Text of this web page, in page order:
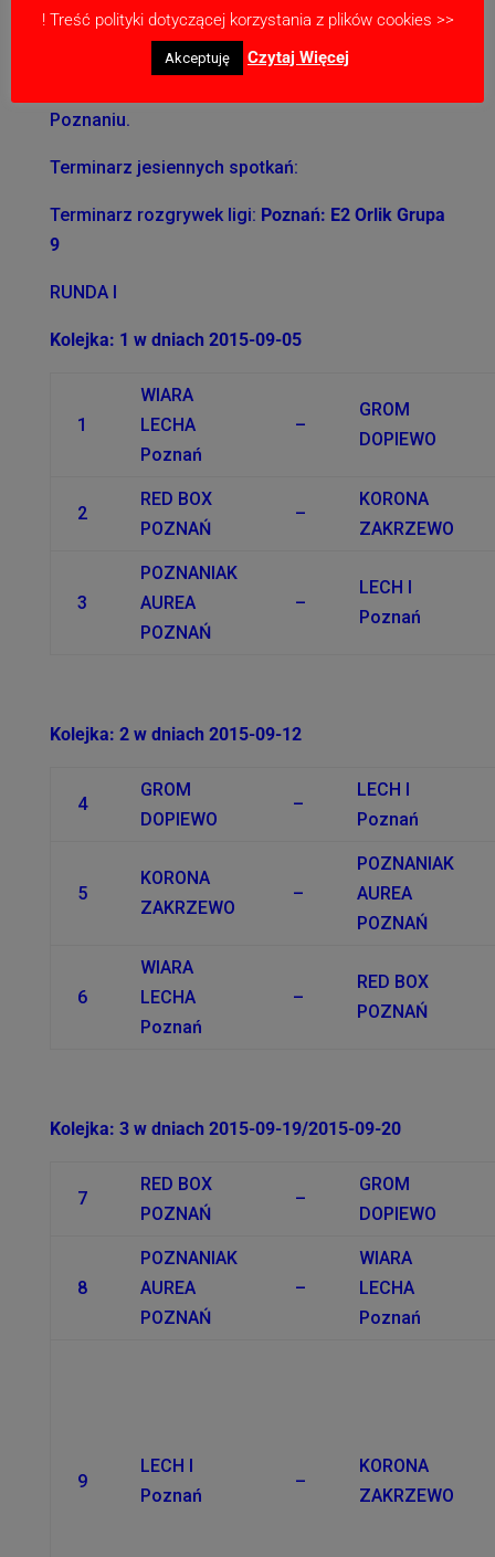
Treningi dla tej grupy zawodników odbywają się
w poniedziałki,środy,piątki w godzinach 17:00-
Poznaniu.
Terminarz jesiennych spotkań:
Terminarz rozgrywek ligi: Poznań: E2 Orlik Grupa
9
RUNDA I
Kolejka: 1 w dniach 2015-09-05
1
WIARA
LECHA
Poznań
–
GROM
DOPIEWO
2
RED BOX
POZNAŃ
–
KORONA
ZAKRZEWO
3
POZNANIAK
AUREA
POZNAŃ
–
LECH I
Poznań
Kolejka: 2 w dniach 2015-09-12
4
GROM
DOPIEWO
–
LECH I
Poznań
5
KORONA
ZAKRZEWO
–
POZNANIAK
AUREA
POZNAŃ
6
WIARA
LECHA
Poznań
–
RED BOX
POZNAŃ
Kolejka: 3 w dniach 2015-09-19/2015-09-20
7
RED BOX
POZNAŃ
–
GROM
DOPIEWO
8
POZNANIAK
AUREA
POZNAŃ
–
WIARA
LECHA
Poznań
9
LECH I
Poznań
–
KORONA
ZAKRZEWO
! Treść polityki dotyczącej korzystania z plików cookies >>
Akceptuję Czytaj Więcej